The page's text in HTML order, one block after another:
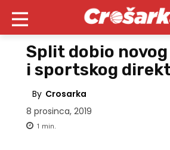
Split dobio
i sportskog
By Crosarka
8 prosinca, 2019
1 min.